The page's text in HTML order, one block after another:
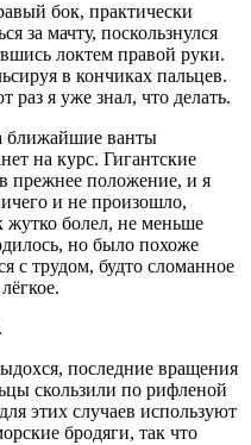
бок, практически
за мачту, поскользнулся
локтем правой руки.
в кончиках пальцев.
раз я уже знал, что делать.
ближайшие ванты
на курс. Гигантские
прежнее положение, и я
и не произошло,
жутко болел, не меньше
но было похоже
с трудом, будто сломанное
последние вращения
скользили по рифленой
этих случаев используют
бродяги, так что